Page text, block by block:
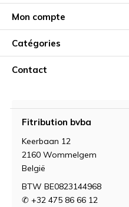
Mon compte
Catégories
Contact
Fitribution bvba
Keerbaan 12
2160 Wommelgem
België
BTW BE0823144968
✆ +32 475 86 66 12